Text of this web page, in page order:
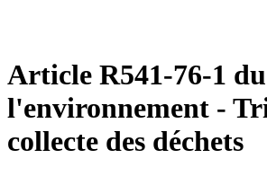
Article R541-76-1
l'environnement -
collecte des déchets